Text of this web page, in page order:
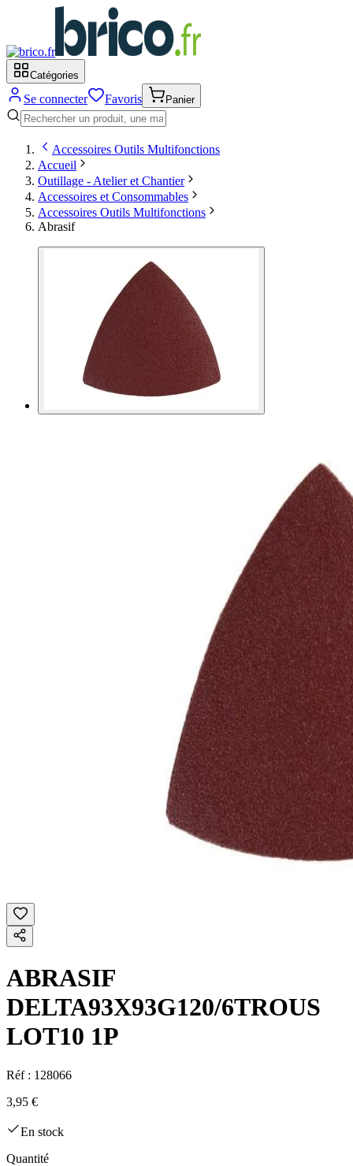
Catégories
Se connecter Favoris Panier
Accessoires Outils Multifonctions
Accueil
Outillage - Atelier et Chantier
Accessoires et Consommables
Accessoires Outils Multifonctions
Abrasif
ABRASIF
DELTA93X93G120/6TROUS
LOT10 1P
Réf : 128066
3,95 €
En stock
Quantité